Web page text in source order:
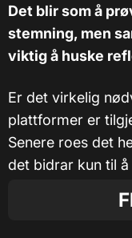
Det blir som å
stemning, men
viktig å huske
Er det virkelig
plattformer er
Senere roes det
det bidrar kun til